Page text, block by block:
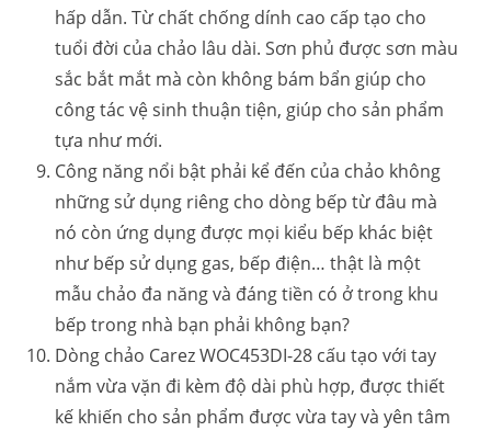
hấp dẫn. Từ chất chống dính cao cấp tạo cho
tuổi đời của chảo lâu dài. Sơn phủ được sơn màu
sắc bắt mắt mà còn không bám bẩn giúp cho
công tác vệ sinh thuận tiện, giúp cho sản phẩm
tựa như mới.
Công năng nổi bật phải kể đến của chảo không
những sử dụng riêng cho dòng bếp từ đâu mà
nó còn ứng dụng được mọi kiểu bếp khác biệt
như bếp sử dụng gas, bếp điện… thật là một
mẫu chảo đa năng và đáng tiền có ở trong khu
bếp trong nhà bạn phải không bạn?
Dòng chảo Carez WOC453DI-28 cấu tạo với tay
nắm vừa vặn đi kèm độ dài phù hợp, được thiết
kế khiến cho sản phẩm được vừa tay và yên tâm